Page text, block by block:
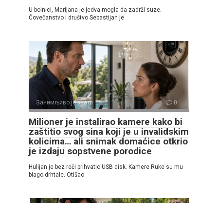
U bolnici, Marijana je jedva mogla da zadrži suze.
Čovečanstvo i društvo Sebastijan je
Занимљиво је знати 0
Milioner je instalirao kamere kako bi
zaštitio svog sina koji je u invalidskim
kolicima… ali snimak domaćice otkrio
je izdaju sopstvene porodice
Hulijan je bez reči prihvatio USB disk. Kamere Ruke su mu
blago drhtale. Otišao